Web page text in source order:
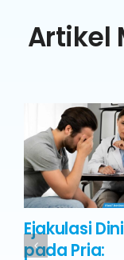
Artikel
Ejakulasi Dini
pada Pria: